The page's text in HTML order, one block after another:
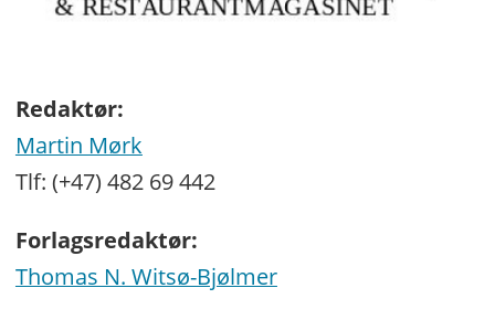
Redaktør:
Martin Mørk
Tlf: (+47) 482 69 442
Forlagsredaktør:
Thomas N. Witsø-Bjølmer